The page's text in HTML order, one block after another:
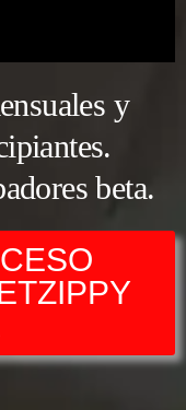
y
beta.